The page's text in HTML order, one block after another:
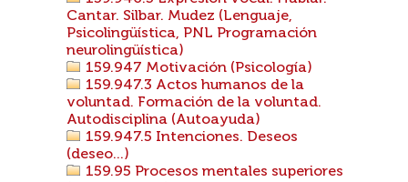
Cantar. Silbar. Mudez (Lenguaje,
Psicolingüística, PNL Programación
neurolingüística)
159.947 Motivación (Psicología)
159.947.3 Actos humanos de la
voluntad. Formación de la voluntad.
Autodisciplina (Autoayuda)
159.947.5 Intenciones. Deseos
(deseo...)
159.95 Procesos mentales superiores